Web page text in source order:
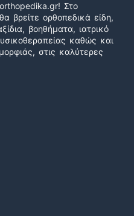
Στο
βρείτε ορθοπεδικά είδη,
βοηθήματα, ιατρικό
καθώς και
στις καλύτερες